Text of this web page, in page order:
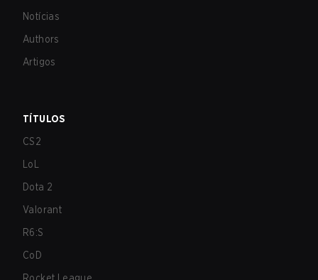
Notícias
Authors
Artigos
TÍTULOS
CS2
LoL
Dota 2
Valorant
R6:S
CoD